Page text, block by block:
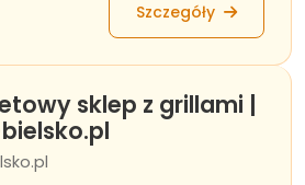
Szczegóły
sklep z grillami |